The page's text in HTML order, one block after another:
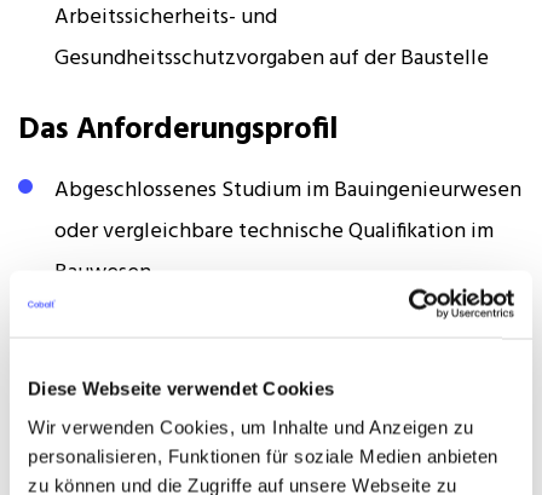
Diese Webseite verwendet Cookies
Wir verwenden Cookies, um Inhalte und Anzeigen zu
personalisieren, Funktionen für soziale Medien anbieten
zu können und die Zugriffe auf unsere Webseite zu
Arbeitssicherheits- und
Gesundheitsschutzvorgaben auf der Baustelle
Das Anforderungsprofil
Abgeschlossenes Studium im Bauingenieurwesen
oder vergleichbare technische Qualifikation im
Bauwesen
vergleichbaren Projektumfeld
Sichere Anwendung branchenüblicher Software